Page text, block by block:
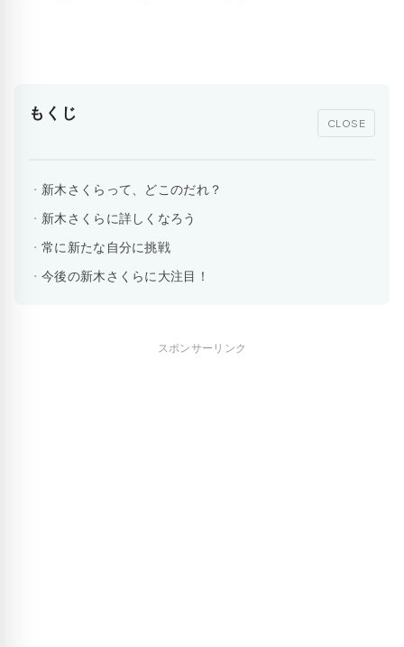
もくじ
CLOSE
新木さくらって、どこのだれ？
新木さくらに詳しくなろう
常に新たな自分に挑戦
今後の新木さくらに大注目！
スポンサーリンク